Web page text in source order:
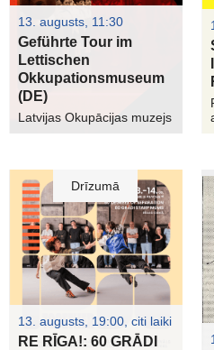
13. augusts, 11:30
Geführte Tour im
Lettischen
Okkupationsmuseum
(DE)
Latvijas Okupācijas muzejs
Drīzumā
13. augusts, 19:00, citi laiki
RE RĪGA!: 60 GRĀDI